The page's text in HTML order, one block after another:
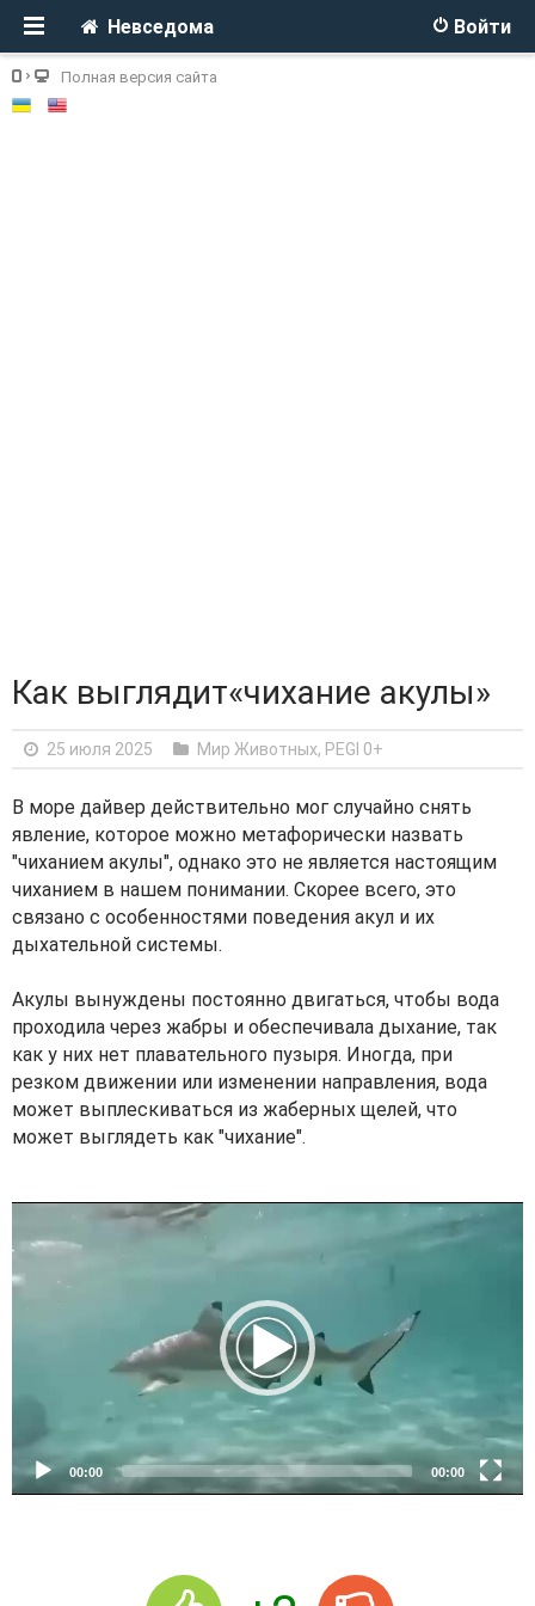
Войти
Невседома
Полная версия сайта
Как выглядит«чихание акулы»
25 июля 2025 Мир Животных, PEGI 0+
В море дайвер действительно мог случайно снять
явление, которое можно метафорически назвать
"чиханием акулы", однако это не является настоящим
чиханием в нашем понимании. Скорее всего, это
связано с особенностями поведения акул и их
дыхательной системы.
Акулы вынуждены постоянно двигаться, чтобы вода
проходила через жабры и обеспечивала дыхание, так
как у них нет плавательного пузыря. Иногда, при
резком движении или изменении направления, вода
может выплескиваться из жаберных щелей, что
может выглядеть как "чихание".
i
d
r
00:00 00:00